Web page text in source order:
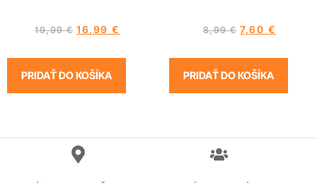
19,99€ 16,99€
PRIDAŤ DO KOŠÍKA
8,99€ 7,60 €
PRIDAŤ DO KOŠÍKA